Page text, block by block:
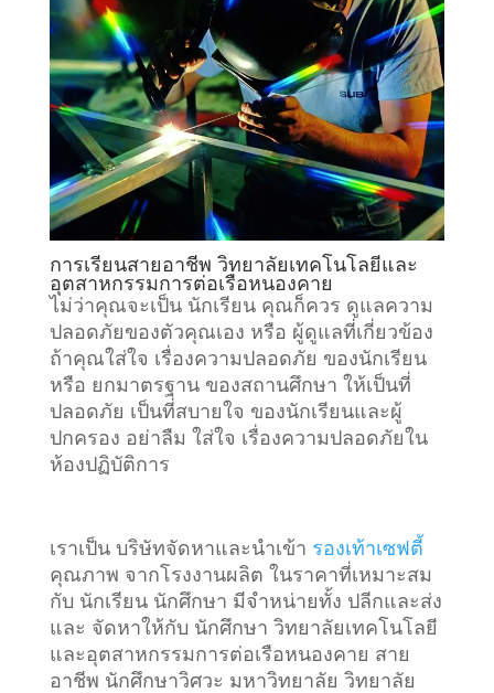
การเรียนสายอาชีพ วิทยาลัยเทคโนโลยีและ
อุตสาหกรรมการต่อเรือหนองคาย
ไม่ว่าคุณจะเป็น นักเรียน คุณก็ควร ดูแลความ
ปลอดภัยของตัวคุณเอง หรือ ผู้ดูแลที่เกี่ยวข้อง
ถ้าคุณใส่ใจ เรื่องความปลอดภัย ของนักเรียน
หรือ ยกมาตรฐาน ของสถานศึกษา ให้เป็นที่
ปลอดภัย เป็นที่สบายใจ ของนักเรียนและผู้
ปกครอง อย่าลืม ใส่ใจ เรื่องความปลอดภัยใน
ห้องปฏิบัติการ
เราเป็น บริษัทจัดหาและนำเข้า รองเท้าเซฟตี้
คุณภาพ จากโรงงานผลิต ในราคาที่เหมาะสม
กับ นักเรียน นักศึกษา มีจำหน่ายทั้ง ปลีกและส่ง
และ จัดหาให้กับ นักศึกษา วิทยาลัยเทคโนโลยี
และอุตสาหกรรมการต่อเรือหนองคาย สาย
อาชีพ นักศึกษาวิศวะ มหาวิทยาลัย วิทยาลัย